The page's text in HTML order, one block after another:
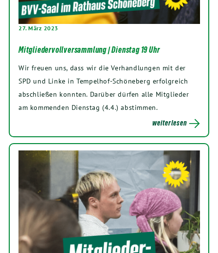
27. März 2023
Mitgliedervollversammlung | Dienstag 19 Uhr
Wir freuen uns, dass wir die Verhandlungen mit der
SPD und Linke in Tempelhof-Schöneberg erfolgreich
abschließen konnten. Darüber dürfen alle Mitglieder
am kommenden Dienstag (4.4.) abstimmen.
weiterlesen